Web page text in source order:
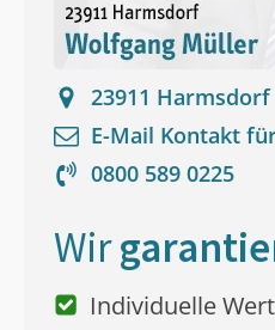
23911 Harmsdorf
E-Mail Kontakt
0800 589 0225
Wir
Individuelle